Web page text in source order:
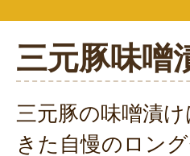
三元豚味噌
三元豚の味噌漬
きた自慢のロン